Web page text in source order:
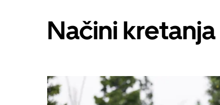
Načini